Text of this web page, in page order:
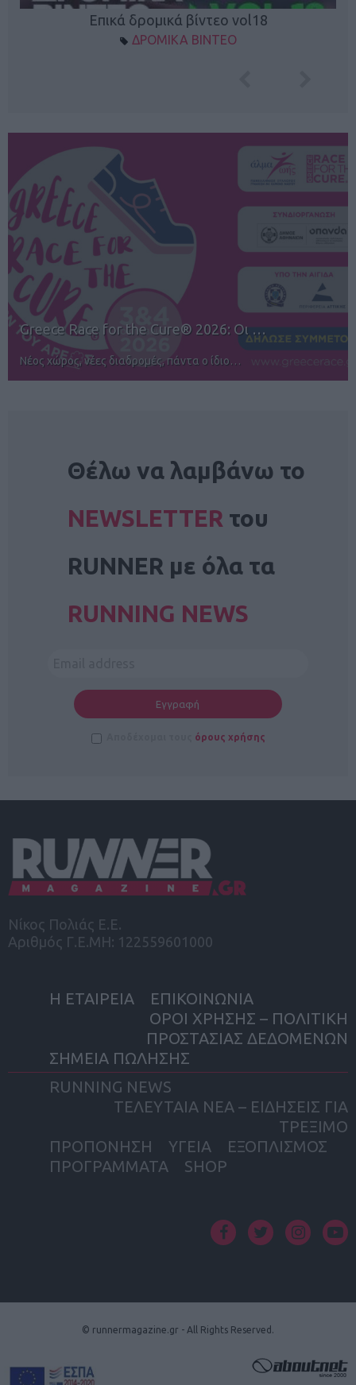
Επικά δρομικά βίντεο vol18
ΔΡΟΜΙΚΑ ΒΙΝΤΕΟ
12ος TUI Rhodes Marathon: Άνοιγμα ε…
Αγώνες για όλους στην Ρόδο
Θέλω να λαμβάνω το
NEWSLETTER του
RUNNER με όλα τα
RUNNING NEWS
όρους χρήσης
Νίκος Πολιάς Ε.Ε.
Αριθμός Γ.Ε.ΜΗ: 122559601000
Η ΕΤΑΙΡΕΙΑ
ΕΠΙΚΟΙΝΩΝΙΑ
ΟΡΟΙ ΧΡΗΣΗΣ – ΠΟΛΙΤΙΚΗ
ΠΡΟΣΤΑΣΙΑΣ ΔΕΔΟΜΕΝΩΝ
ΣΗΜΕΙΑ ΠΩΛΗΣΗΣ
RUNNING NEWS
ΤΕΛΕΥΤΑΙΑ ΝΕΑ – ΕΙΔΗΣΕΙΣ ΓΙΑ
ΤΡΕΞΙΜΟ
ΠΡΟΠΟΝΗΣΗ
ΥΓΕΙΑ
ΕΞΟΠΛΙΣΜΟΣ
ΠΡΟΓΡΑΜΜΑΤΑ
SHOP
© runnermagazine.gr - All Rights Reserved.